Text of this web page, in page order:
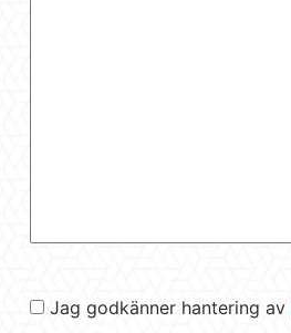
Integritet*
Jag godkänner hantering av